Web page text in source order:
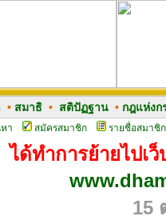
• สมาธิ• สติปัฏฐาน• กฎแห่งก
า สมัครสมาชิก รายชื่อสมาชิก
ได้ทำการย้ายไปเ
15